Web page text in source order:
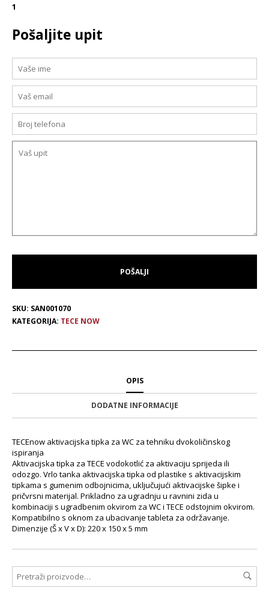
1
Pošaljite upit
SKU: SAN001070
KATEGORIJA: TECE NOW
OPIS
DODATNE INFORMACIJE
TECEnow aktivacijska tipka za WC za tehniku dvokoličinskog
ispiranja
Aktivacijska tipka za TECE vodokotlić za aktivaciju sprijeda ili
odozgo. Vrlo tanka aktivacijska tipka od plastike s aktivacijskim
tipkama s gumenim odbojnicima, uključujući aktivacijske šipke i
pričvrsni materijal. Prikladno za ugradnju u ravnini zida u
kombinaciji s ugradbenim okvirom za WC i TECE odstojnim okvirom.
Kompatibilno s oknom za ubacivanje tableta za održavanje.
Dimenzije (Š x V x D): 220 x 150 x 5 mm